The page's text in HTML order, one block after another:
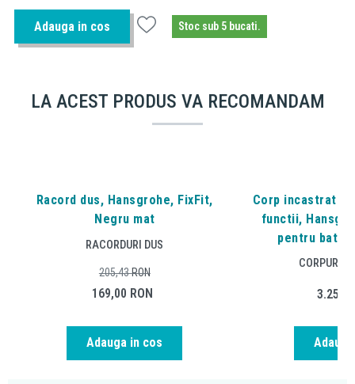
Adauga in cos Stoc sub 5 bucati.
LA ACEST PRODUS VA RECOMANDAM
Racord dus, Hansgrohe, FixFit,
Negru mat
RACORDURI DUS
169,00 RON
205,43RON
Adauga in cos
Corp incastrat
functii,
pentru
CORPURI